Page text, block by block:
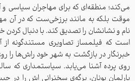
می‌کند؛ منطقه‌ای که برای مهاجران سیاسی و
موقت بلکه به مانند برزخی‌ست که در آن
نام و نشانشان را تصدیق کند. با دنبال کردن
است که فیلمساز تصاویری مستندگونه
خبرنگار در بازگشت به شهر خود راش‌ها را
روی پرده آشنا می‌یابد. سیاستمداری
پارلمان یونان، برگه‌ی سخنرانی اش را در